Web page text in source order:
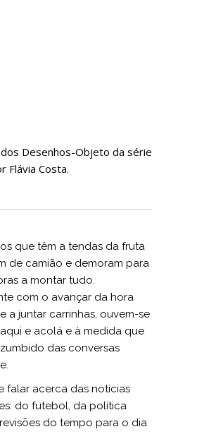
Desenhos-Objeto da série
Flávia Costa.
que têm a tendas da fruta
de camião e demoram para
a montar tudo.
com o avançar da hora
a juntar carrinhas, ouvem-se
e acolá e à medida que
das conversas
falar acerca das notícias
do futebol, da política
do tempo para o dia